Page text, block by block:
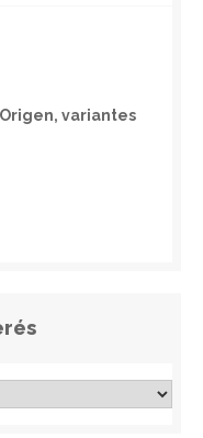
variantes